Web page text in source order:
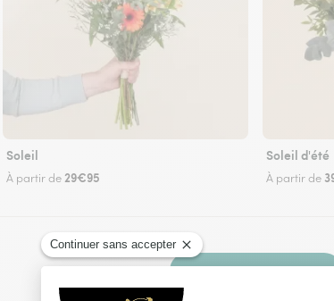
Soleil
À partir de 29€95
Soleil d'été
À partir de
Faire livrer des fleurs